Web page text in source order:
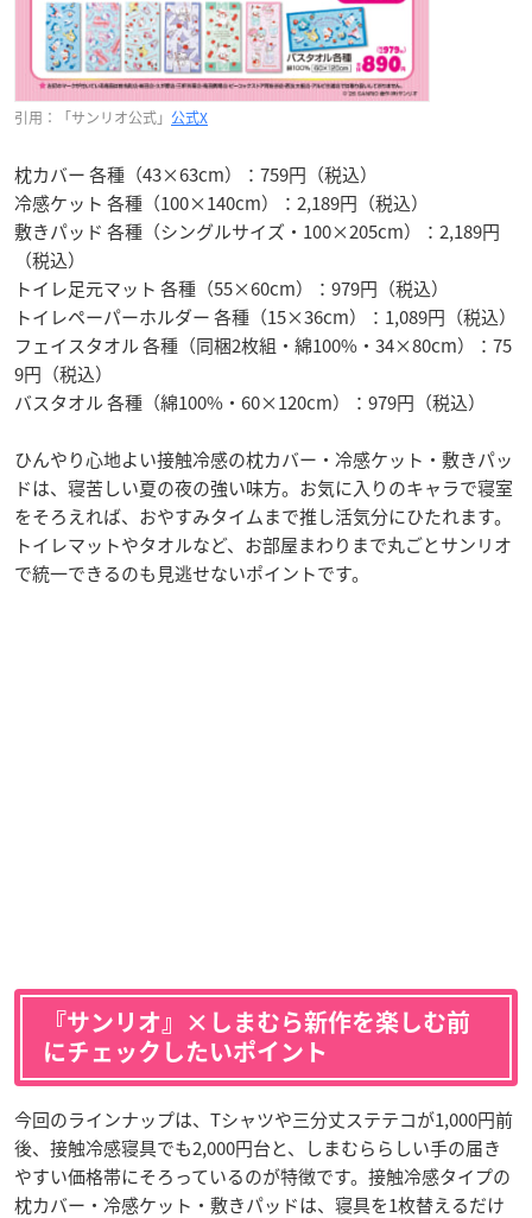
引用：「サンリオ公式」 公式X
枕カバー 各種（43×63cm）：759円（税込）
冷感ケット 各種（100×140cm）：2,189円（税込）
敷きパッド 各種（シングルサイズ・100×205cm）：2,189円
（税込）
トイレ足元マット 各種（55×60cm）：979円（税込）
トイレペーパーホルダー 各種（15×36cm）：1,089円（税込）
フェイスタオル 各種（同梱2枚組・綿100%・34×80cm）：75
9円（税込）
バスタオル 各種（綿100%・60×120cm）：979円（税込）
ひんやり心地よい接触冷感の枕カバー・冷感ケット・敷きパッ
ドは、寝苦しい夏の夜の強い味方。お気に入りのキャラで寝室
をそろえれば、おやすみタイムまで推し活気分にひたれます。
トイレマットやタオルなど、お部屋まわりまで丸ごとサンリオ
で統一できるのも見逃せないポイントです。
『サンリオ』×しまむら新作を楽しむ前
にチェックしたいポイント
今回のラインナップは、Tシャツや三分丈ステテコが1,000円前
後、接触冷感寝具でも2,000円台と、しまむららしい手の届き
やすい価格帯にそろっているのが特徴です。接触冷感タイプの
枕カバー・冷感ケット・敷きパッドは、寝具を1枚替えるだけ